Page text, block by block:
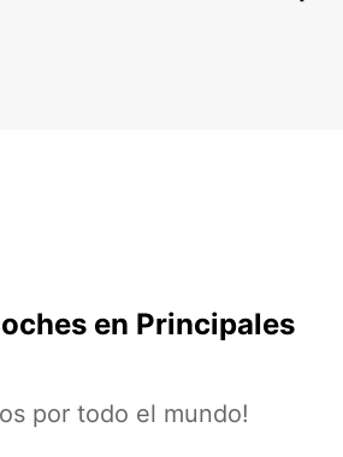
en Principales
por todo el mundo!